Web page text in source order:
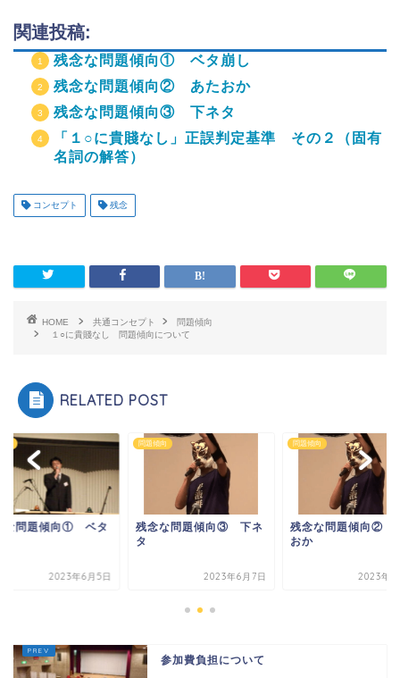
関連投稿:
残念な問題傾向① ベタ崩し
残念な問題傾向② あたおか
残念な問題傾向③ 下ネタ
「１○に貴賤なし」正誤判定基準 その２（固有
名詞の解答）
コンセプト 残念
HOME 共通コンセプト
問題傾向
１○に貴賤なし 問題傾向について
RELATED POST
な問題傾向① ベタ
2023年6月5日
問題傾向
残念な問題傾向③ 下ネ
タ
2023年6月7日
問題傾向
残念な問題傾向②
おか
2023年6
参加費負担について